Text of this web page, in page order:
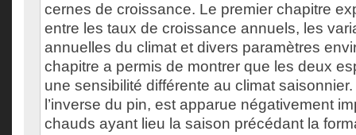
cernes de croissance. Le premier chapitre
entre les taux de croissance annuels, les
annuelles du climat et divers paramètres
chapitre a permis de montrer que les deux
une sensibilité différente au climat saisonnier.
l’inverse du pin, est apparue négativement
chauds ayant lieu la saison précédant la